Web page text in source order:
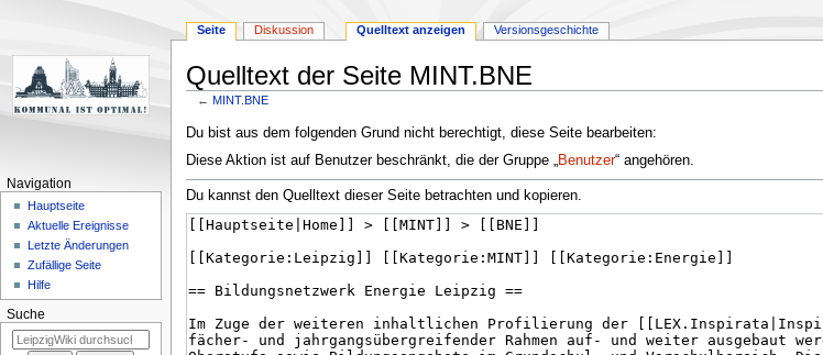
Quelltext der Seite MINT.BNE
← MINT.BNE
Zur
Navigation
Zur
Suche
Du bist aus dem folgenden Grund nicht berechtigt, diese Seite bearbeiten:
Diese Aktion ist auf Benutzer beschränkt, die der Gruppe „Benutzer“ angehören.
Du kannst den Quelltext dieser Seite betrachten und kopieren.
Seite Diskussion Quelltext anzeigen Versionsgeschichte
Navigation
Hauptseite
Aktuelle Ereignisse
Letzte Änderungen
Zufällige Seite
Hilfe
Suche